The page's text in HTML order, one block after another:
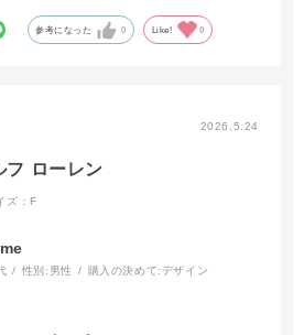
参考になった 0 Like! 0
2026.5.24
フ ローレン
ズ：F
性別: 男性 購入の決めて: デザイン